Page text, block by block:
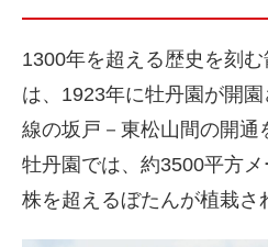
1300年を超える歴史を刻
は、1923年に牡丹園が開
線の坂戸－東松山間の開通
牡丹園では、約3500平方
株を超えるぼたんが植栽さ